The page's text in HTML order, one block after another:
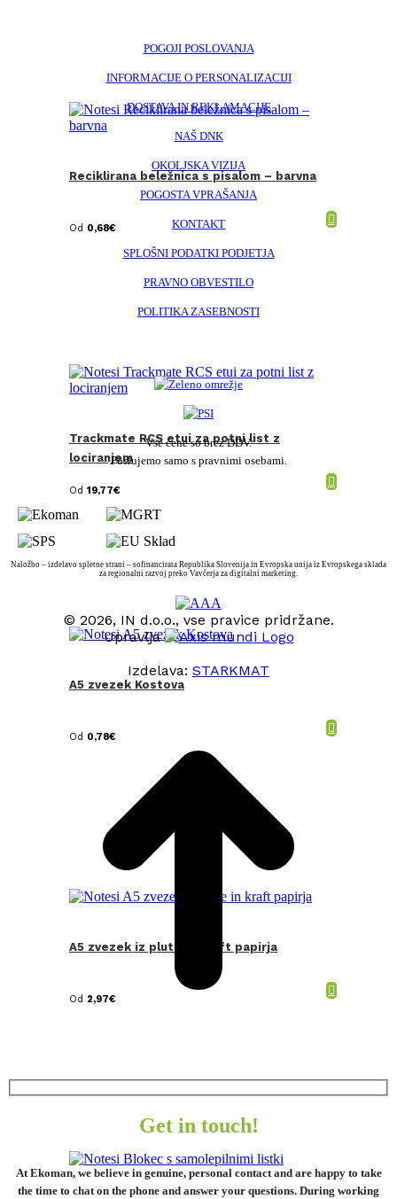
Reciklirana beležnica s pisalom – barvna
Od 0,68€
Trackmate RCS etui za potni list z
lociranjem
Od 19,77€
A5 zvezek Kostova
Od 0,78€
A5 zvezek iz plute in kraft papirja
Od 2,97€
POGOJI POSLOVANJA
INFORMACIJE O PERSONALIZACIJI
DOSTAVA IN REKLAMACIJE
NAŠ DNK
OKOLJSKA VIZIJA
POGOSTA VPRAŠANJA
KONTAKT
SPLOŠNI PODATKI PODJETJA
PRAVNO OBVESTILO
POLITIKA ZASEBNOSTI
Vse cene so brez DDV.
Poslujemo samo s pravnimi osebami.
Naložbo – izdelavo spletne strani – sofinancirata Republika Slovenija in Evropska unija iz Evropskega sklada
za regionalni razvoj preko Vavčerja za digitalni marketing.
© 2026, IN d.o.o., vse pravice pridržane.
Upravlja
Izdelava: STARKMAT
Get in touch!
At Ekoman, we believe in genuine, personal contact and are happy to take
the time to chat on the phone and answer your questions. During working